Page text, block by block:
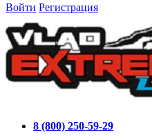
Войти Регистрация
8 (800) 250-59-29